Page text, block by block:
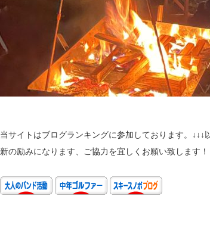
当サイトはブログランキングに参加しております。
新の励みになります、ご協力を宜しくお願い致します！